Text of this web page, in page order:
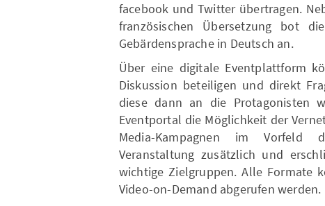
facebook und Twitter übertragen.
französischen Übersetzung bot
Gebärdensprache in Deutsch an.
Über eine digitale Eventplattform
Diskussion beteiligen und direkt
diese dann an die Protagonisten
Eventportal die Möglichkeit der
Media-Kampagnen im Vorfeld
Veranstaltung zusätzlich und
wichtige Zielgruppen. Alle Formate
Video-on-Demand abgerufen werden.